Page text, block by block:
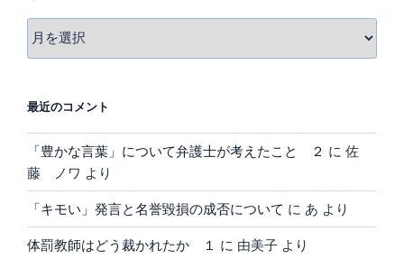
ア
ブ
最近のコメント
「豊かな言葉」について弁護士が考えたこと ２ に 佐
藤 ノワ より
「キモい」発言と名誉毀損の成否について に あ より
体罰教師はどう裁かれたか １ に 由美子 より